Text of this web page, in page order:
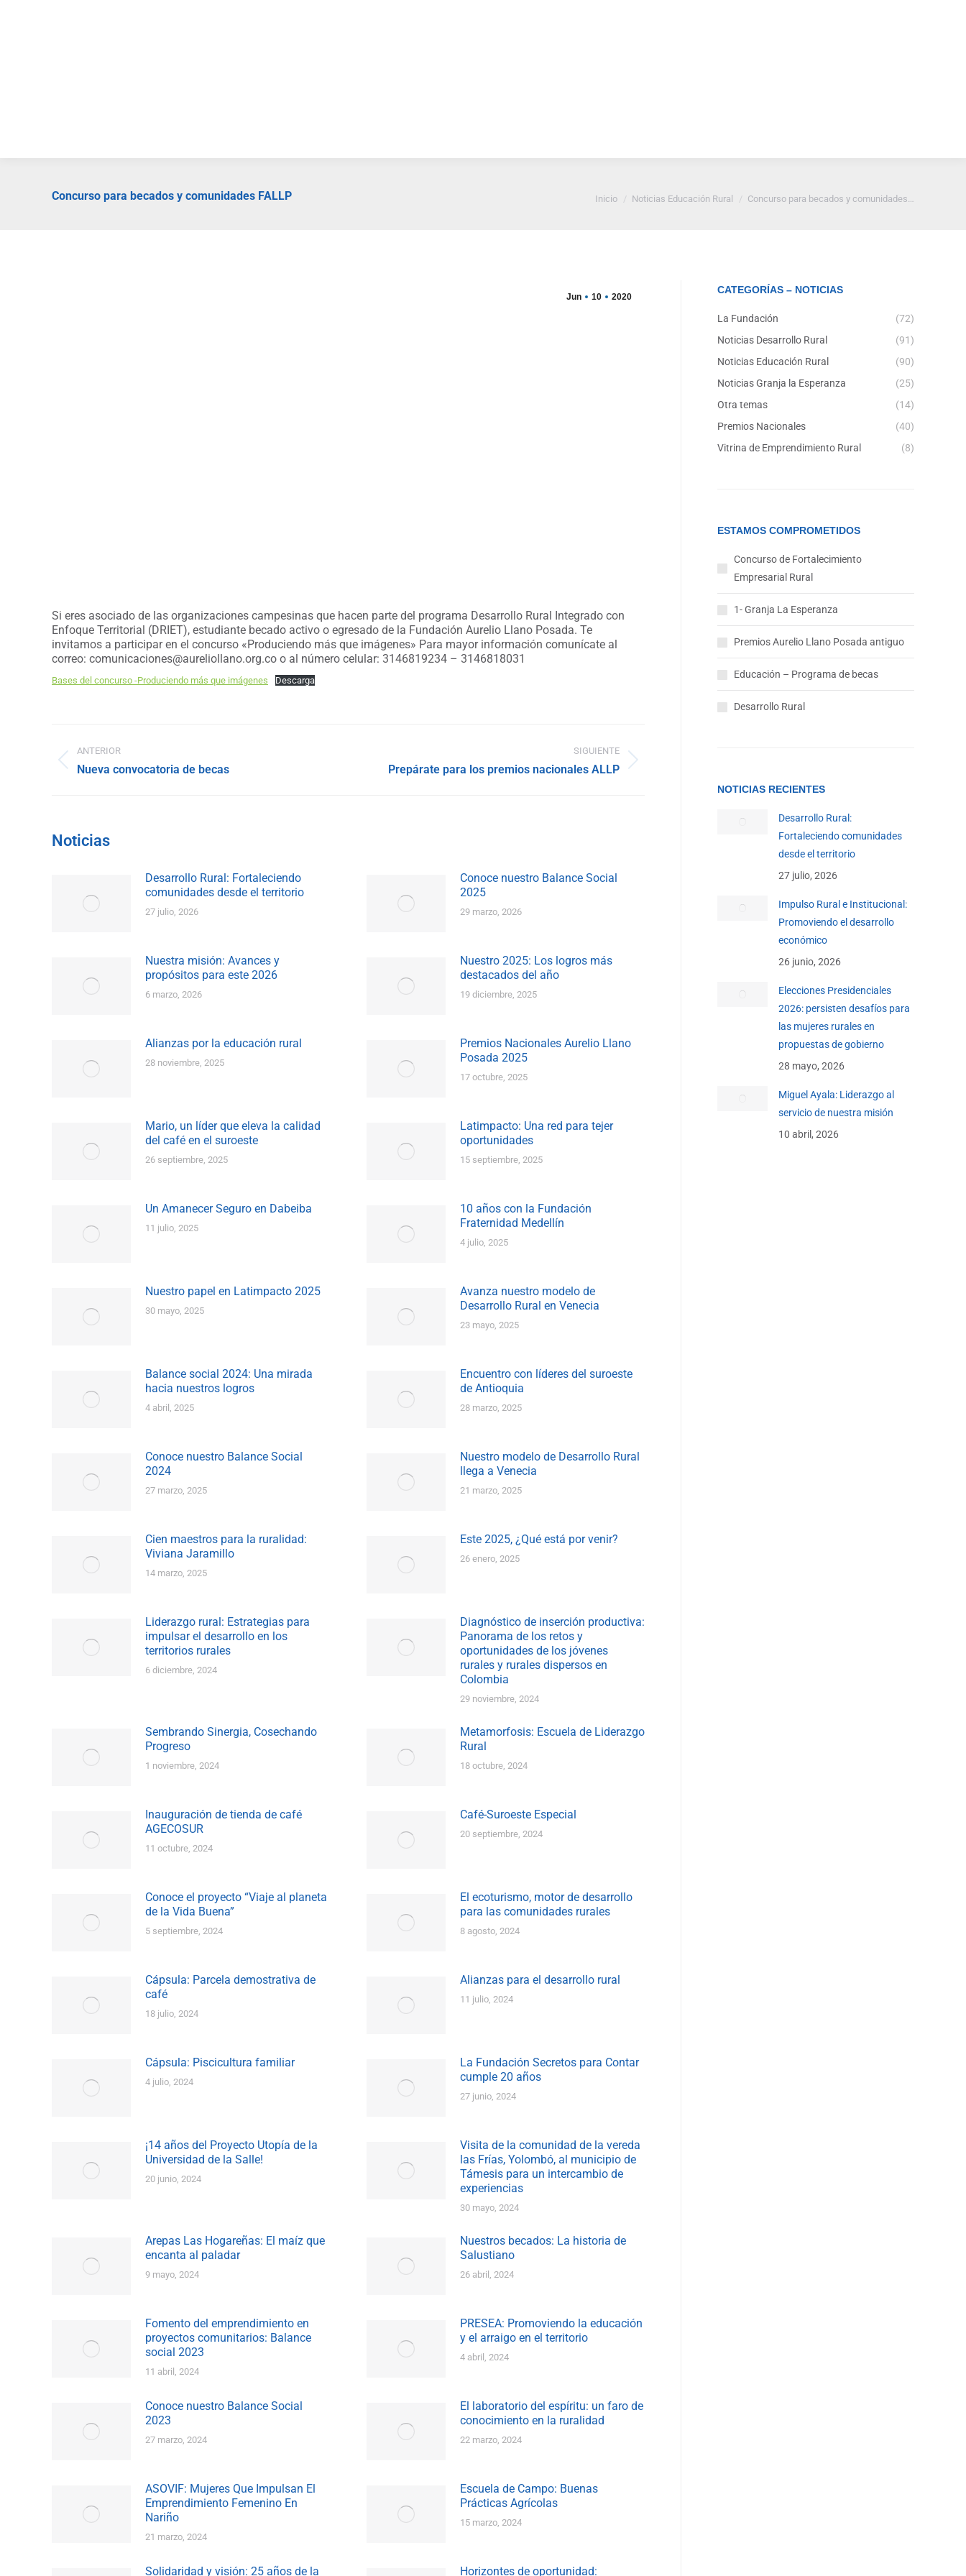
Concurso para becados y comunidades FALLP Inicio Noticias Educación Rural Concurso para becados y comunidades…
Jun 10 2020
Si eres asociado de las organizaciones campesinas que hacen parte del programa Desarrollo Rural Integrado con
Enfoque Territorial (DRIET), estudiante becado activo o egresado de la Fundación Aurelio Llano Posada. Te
invitamos a participar en el concurso «Produciendo más que imágenes» Para mayor información comunícate al
correo: comunicaciones@aureliollano.org.co o al número celular: 3146819234 – 3146818031
Bases del concurso -Produciendo más que imágenes Descarga
entre
ANTERIOR
Publicación
Nueva convocatoria de becas
SIGUIENTE
Publicación
siguiente:
Prepárate para los premios nacionales ALLP
Noticias
Desarrollo Rural: Fortaleciendo
comunidades desde el territorio
27 julio, 2026
Conoce nuestro Balance Social
2025
29 marzo, 2026
Nuestra misión: Avances y
propósitos para este 2026
6 marzo, 2026
Nuestro 2025: Los logros más
destacados del año
19 diciembre, 2025
Alianzas por la educación rural
28 noviembre, 2025
Premios Nacionales Aurelio Llano
Posada 2025
17 octubre, 2025
Mario, un líder que eleva la calidad
del café en el suroeste
26 septiembre, 2025
Latimpacto: Una red para tejer
oportunidades
15 septiembre, 2025
Un Amanecer Seguro en Dabeiba
11 julio, 2025
10 años con la Fundación
Fraternidad Medellín
4 julio, 2025
Nuestro papel en Latimpacto 2025
30 mayo, 2025
Avanza nuestro modelo de
Desarrollo Rural en Venecia
23 mayo, 2025
Balance social 2024: Una mirada
hacia nuestros logros
4 abril, 2025
Encuentro con líderes del suroeste
de Antioquia
28 marzo, 2025
Conoce nuestro Balance Social
2024
27 marzo, 2025
Nuestro modelo de Desarrollo Rural
llega a Venecia
21 marzo, 2025
Cien maestros para la ruralidad:
Viviana Jaramillo
14 marzo, 2025
Este 2025, ¿Qué está por venir?
26 enero, 2025
Liderazgo rural: Estrategias para
impulsar el desarrollo en los
territorios rurales
6 diciembre, 2024
Diagnóstico de inserción productiva:
Panorama de los retos y
oportunidades de los jóvenes
rurales y rurales dispersos en
Colombia
29 noviembre, 2024
Sembrando Sinergia, Cosechando
Progreso
1 noviembre, 2024
Metamorfosis: Escuela de Liderazgo
Rural
18 octubre, 2024
Inauguración de tienda de café
AGECOSUR
11 octubre, 2024
Café-Suroeste Especial
20 septiembre, 2024
Conoce el proyecto “Viaje al planeta
de la Vida Buena”
5 septiembre, 2024
El ecoturismo, motor de desarrollo
para las comunidades rurales
8 agosto, 2024
Cápsula: Parcela demostrativa de
café
18 julio, 2024
Alianzas para el desarrollo rural
11 julio, 2024
Cápsula: Piscicultura familiar
4 julio, 2024
La Fundación Secretos para Contar
cumple 20 años
27 junio, 2024
¡14 años del Proyecto Utopía de la
Universidad de la Salle!
20 junio, 2024
Visita de la comunidad de la vereda
las Frías, Yolombó, al municipio de
Támesis para un intercambio de
experiencias
30 mayo, 2024
Arepas Las Hogareñas: El maíz que
encanta al paladar
9 mayo, 2024
Nuestros becados: La historia de
Salustiano
26 abril, 2024
Fomento del emprendimiento en
proyectos comunitarios: Balance
social 2023
11 abril, 2024
PRESEA: Promoviendo la educación
y el arraigo en el territorio
4 abril, 2024
Conoce nuestro Balance Social
2023
27 marzo, 2024
El laboratorio del espíritu: un faro de
conocimiento en la ruralidad
22 marzo, 2024
ASOVIF: Mujeres Que Impulsan El
Emprendimiento Femenino En
Nariño
21 marzo, 2024
Escuela de Campo: Buenas
Prácticas Agrícolas
15 marzo, 2024
Solidaridad y visión: 25 años de la Horizontes de oportunidad:
CATEGORÍAS – NOTICIAS
La Fundación
(72)
Noticias Desarrollo Rural
(91)
Noticias Educación Rural
(90)
Noticias Granja la Esperanza
(25)
Otra temas
(14)
Premios Nacionales
(40)
Vitrina de Emprendimiento Rural
(8)
ESTAMOS COMPROMETIDOS
Concurso de Fortalecimiento
Empresarial Rural
1- Granja La Esperanza
Premios Aurelio Llano Posada antiguo
Educación – Programa de becas
Desarrollo Rural
NOTICIAS RECIENTES
Desarrollo Rural:
Fortaleciendo comunidades
desde el territorio
27 julio, 2026
Impulso Rural e Institucional:
Promoviendo el desarrollo
económico
26 junio, 2026
Elecciones Presidenciales
2026: persisten desafíos para
las mujeres rurales en
propuestas de gobierno
28 mayo, 2026
Miguel Ayala: Liderazgo al
servicio de nuestra misión
10 abril, 2026